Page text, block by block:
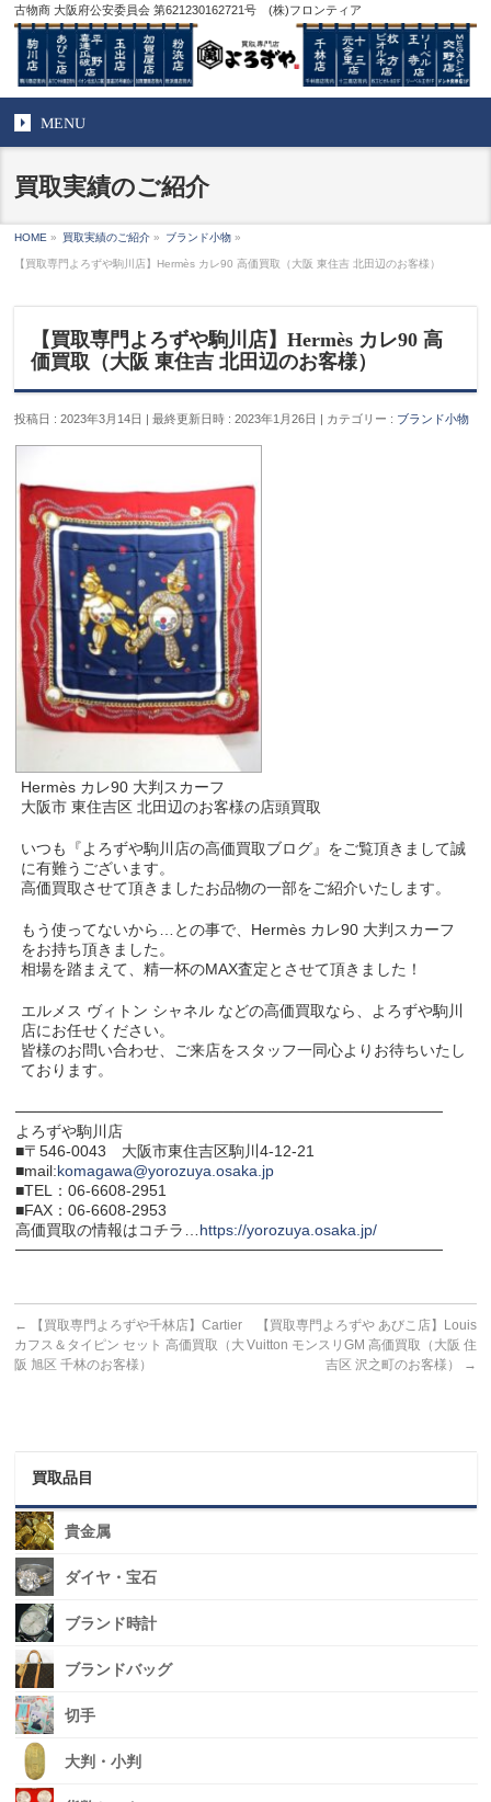
古物商 大阪府公安委員会 第621230162721号 (株)フロンティア
MENU
買取実績のご紹介
HOME » 買取実績のご紹介 » ブランド小物 »
【買取専門よろずや駒川店】Hermès カレ90 高価買取（大阪 東住吉 北田辺のお客様）
【買取専門よろずや駒川店】Hermès カレ90 高
価買取（大阪 東住吉 北田辺のお客様）
投稿日 : 2023年3月14日 最終更新日時 : 2023年1月26日 カテゴリー : ブランド小物
Hermès カレ90 大判スカーフ
大阪市 東住吉区 北田辺のお客様の店頭買取
いつも『よろずや駒川店の高価買取ブログ』をご覧頂きまして誠
に有難うございます。
高価買取させて頂きましたお品物の一部をご紹介いたします。
もう使ってないから…との事で、Hermès カレ90 大判スカーフ
をお持ち頂きました。
相場を踏まえて、精一杯のMAX査定とさせて頂きました！
エルメス ヴィトン シャネル などの高価買取なら、よろずや駒川
店にお任せください。
皆様のお問い合わせ、ご来店をスタッフ一同心よりお待ちいたし
ております。
───────────────────────────────────────
よろずや駒川店
■〒546-0043 大阪市東住吉区駒川4-12-21
■mail:komagawa@yorozuya.osaka.jp
■TEL：06-6608-2951
■FAX：06-6608-2953
高価買取の情報はコチラ… https://yorozuya.osaka.jp/
───────────────────────────────────────
←
【買取専門よろずや千林店】Cartier
カフス＆タイピン セット 高価買取（大
阪 旭区 千林のお客様）
【買取専門よろずや あびこ店】Louis
Vuitton モンスリGM 高価買取（大阪 住
吉区 沢之町のお客様）
→
買取品目
貴金属
ダイヤ・宝石
ブランド時計
ブランドバッグ
切手
大判・小判